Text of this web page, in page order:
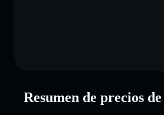
Resumen de precios